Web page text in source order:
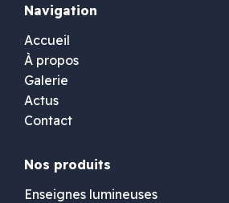
Navigation
Accueil
À propos
Galerie
Actus
Contact
Nos produits
Enseignes lumineuses